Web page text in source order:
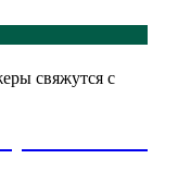
свяжутся с